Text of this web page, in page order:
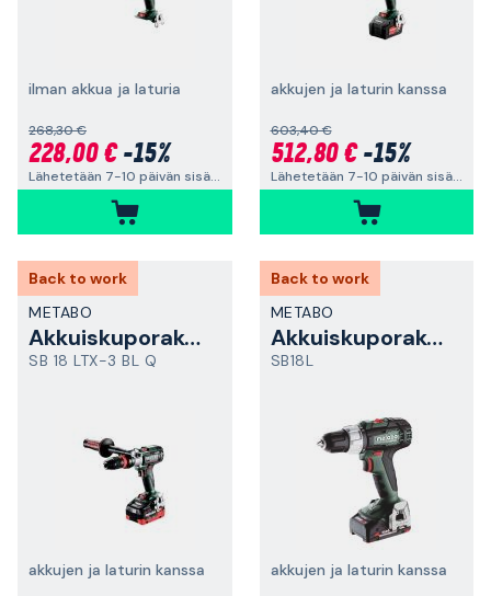
ilman akkua ja laturia
268,30 €
228,00 €-15%
Lähetetään 7-10 päivän sisällä
akkujen ja laturin kanssa
603,40 €
512,80 €-15%
Lähetetään 7-10 päivän sisällä
Back to work
METABO
Akkuiskuporakone
SB 18 LTX-3 BL Q
akkujen ja laturin kanssa
Back to work
METABO
Akkuiskuporakone
SB18L
akkujen ja laturin kanssa